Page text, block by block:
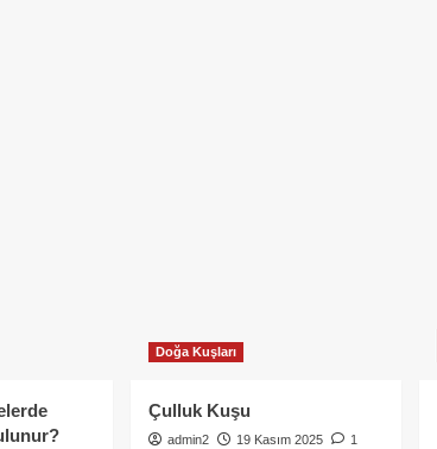
Doğa Kuşları
Çulluk Kuşu
admin2 19 Kasım 2025 1